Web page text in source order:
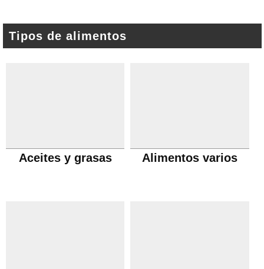
Tipos de alimentos
Aceites y grasas Alimentos varios